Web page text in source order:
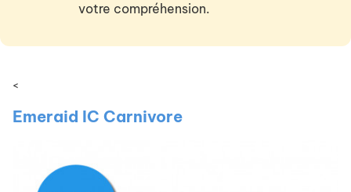
votre compréhension.
<
Emeraid IC Carnivore